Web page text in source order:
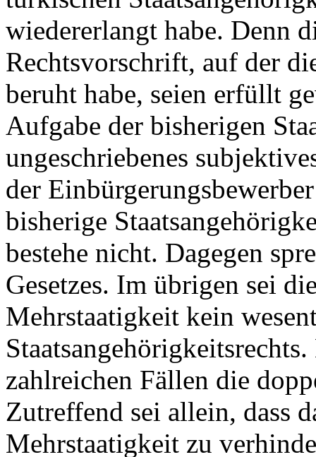
wiedererlangt habe. Denn
Rechtsvorschrift, auf der
beruht habe, seien erfüllt
Aufgabe der bisherigen
ungeschriebenes
der
bisherige
bestehe nicht. Dagegen
Gesetzes. Im übrigen sei
Mehrstaatigkeit kein
zahlreichen Fällen die
Zutreffend sei allein, dass
Mehrstaatigkeit zu